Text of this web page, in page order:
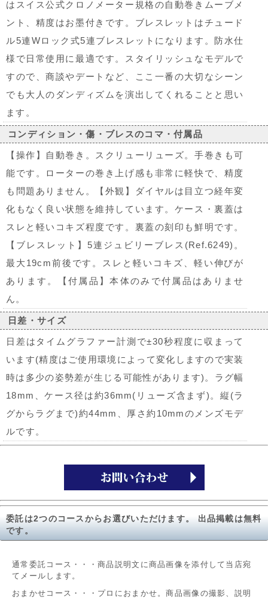
はスイス公式クロノメーター規格の自動巻きムーブメ
ント、精度はお墨付きです。ブレスレットはチュード
ル5連Wロック式5連ブレスレットになります。防水仕
様で日常使用に最適です。スタイリッシュなモデルで
すので、商談やデートなど、ここ一番の大切なシーン
でも大人のダンディズムを演出してくれることと思い
ます。
コンディション・傷・ブレスのコマ・付属品
【操作】自動巻き。スクリューリューズ。手巻きも可
能です。ローターの巻き上げ感も非常に軽快で、精度
も問題ありません。【外観】ダイヤルは目立つ経年変
化もなく良い状態を維持しています。ケース・裏蓋は
スレと軽いコキズ程度です。裏蓋の刻印も鮮明です。
【ブレスレット】5連ジュビリーブレス(Ref.6249)。
最大19cm前後です。スレと軽いコキズ、軽い伸びが
あります。【付属品】本体のみで付属品はありませ
ん。
日差・サイズ
日差はタイムグラファー計測で±30秒程度に収まって
います(精度はご使用環境によって変化しますので実装
時は多少の姿勢差が生じる可能性があります)。ラグ幅
18mm、ケース径は約36mm(リューズ含まず)。縦(ラ
グからラグまで)約44mm、厚さ約10mmのメンズモデ
ルです。
委託は2つのコースからお選びいただけます。 出品掲載は無料
です。
通常委託コース・・・商品説明文に商品画像を添付して当店宛
てメールします。
おまかせコース・・・プロにおまかせ。商品画像の撮影、説明